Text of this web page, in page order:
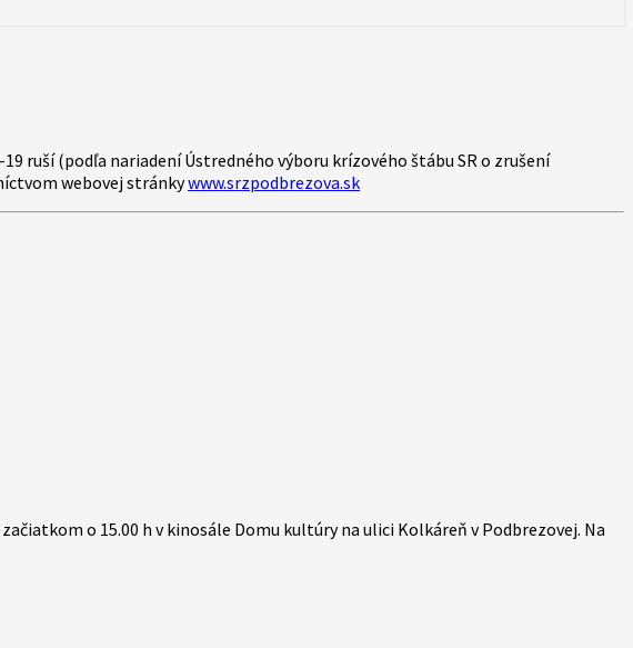
ruší (podľa nariadení Ústredného výboru krízového štábu SR o zrušení
webovej stránkywww.srzpodbrezova.sk
o 15.00 h v kinosále Domu kultúry na ulici Kolkáreň v Podbrezovej. Na